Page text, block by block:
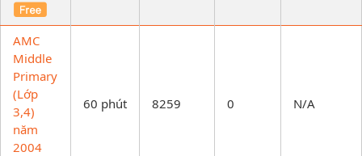
AMC
Middle
Primary
(Lớp
3,4)
năm
2004
60 phút 8259 0 N/A